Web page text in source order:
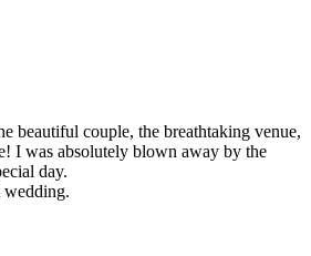
beautiful couple, the breathtaking venue,
I was absolutely blown away by the
day.
wedding.